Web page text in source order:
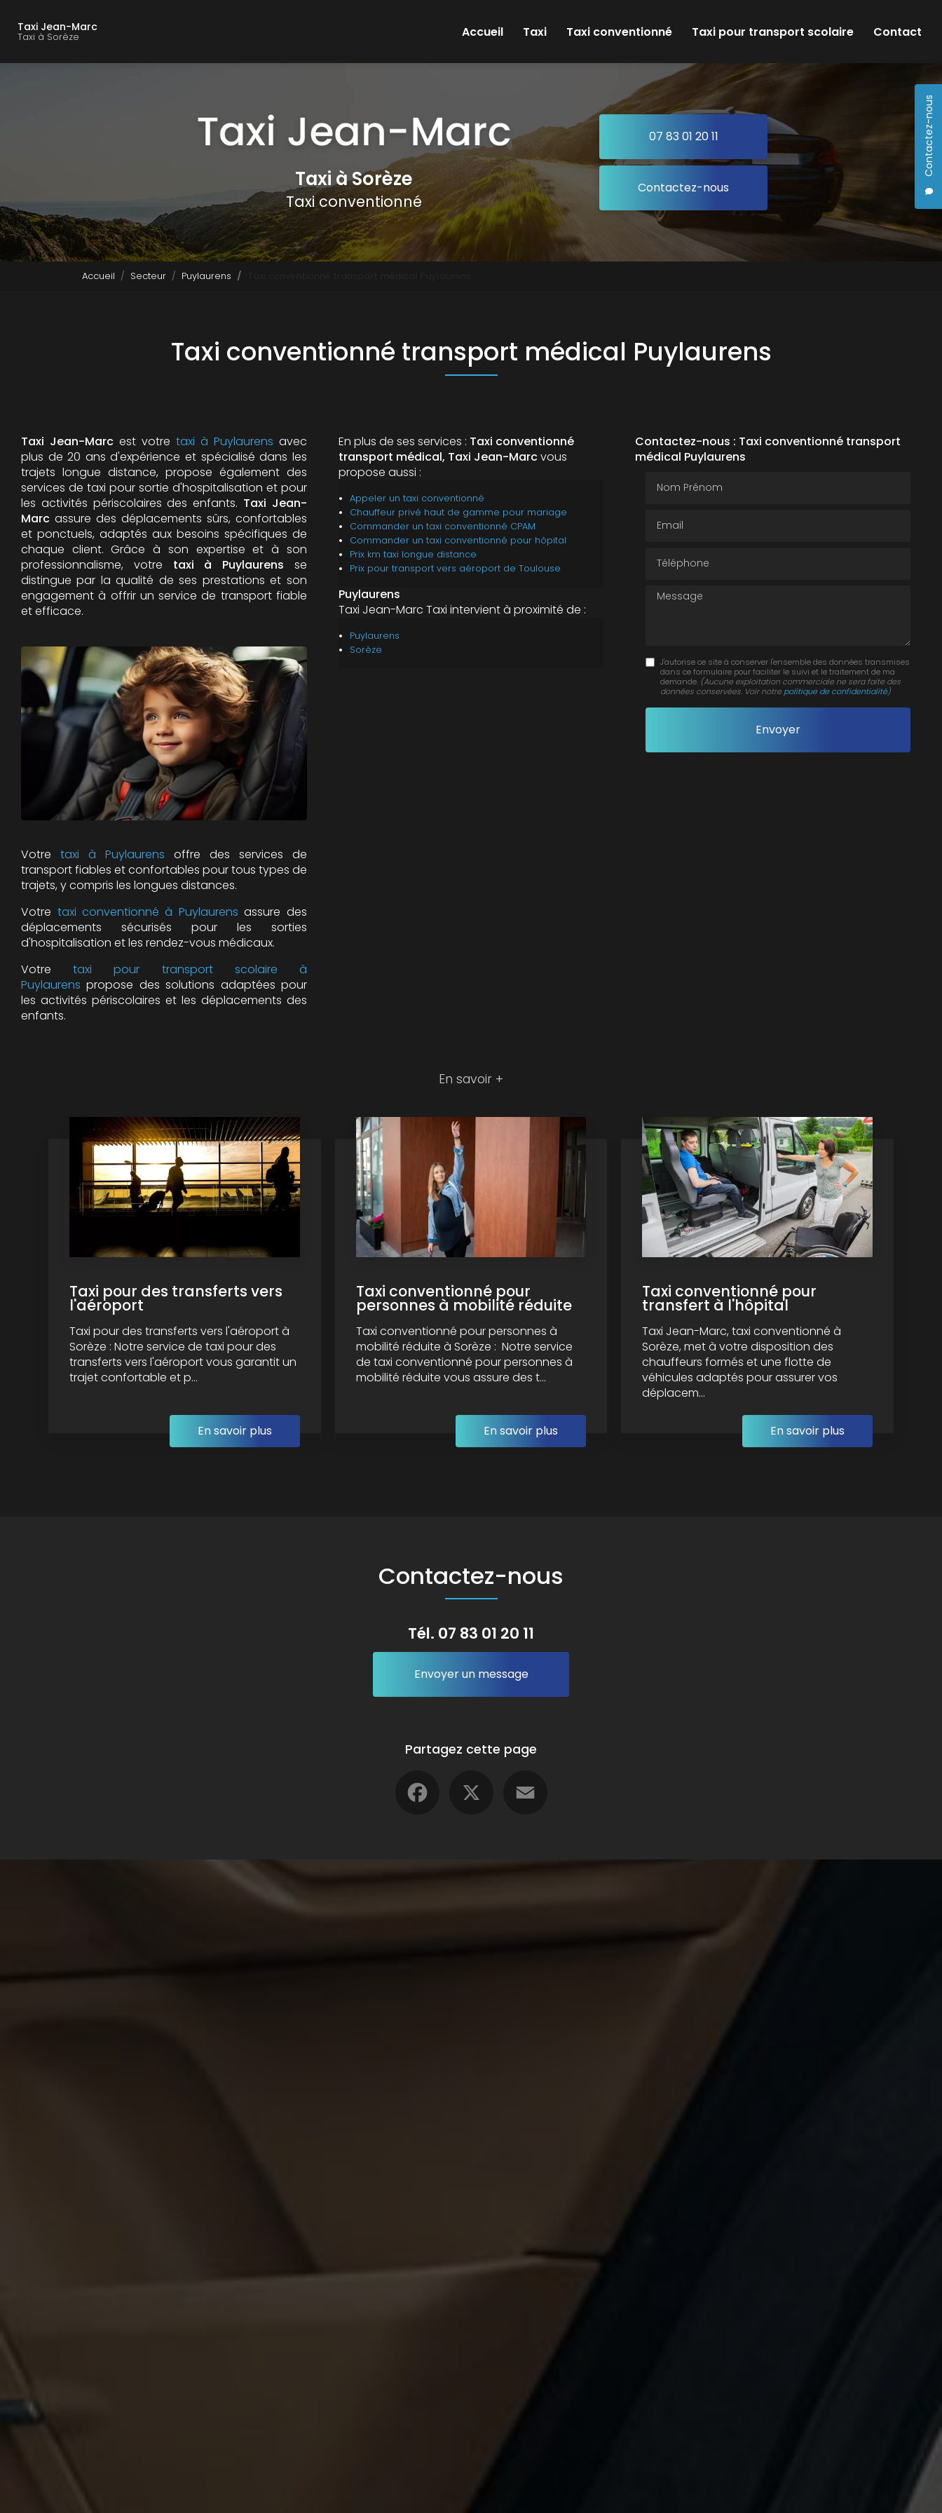
contenu
Taxi Jean-Marc
Taxi à Sorèze
Contactez-nous
Accueil
Taxi Taxi conventionné Taxi pour transport scolaire Contact
Taxi à Sorèze
Taxi conventionné
07 83 01 20 11
Contactez-nous
Accueil Secteur Puylaurens
Taxi conventionné transport médical Puylaurens
Taxi Jean-Marc est votre taxi à Puylaurens avec
plus de 20 ans d'expérience et spécialisé dans les
trajets longue distance, propose également des
services de taxi pour sortie d'hospitalisation et pour
les activités périscolaires des enfants. Taxi Jean-
Marc assure des déplacements sûrs, confortables
et ponctuels, adaptés aux besoins spécifiques de
chaque client. Grâce à son expertise et à son
professionnalisme, votre taxi à Puylaurens se
distingue par la qualité de ses prestations et son
engagement à offrir un service de transport fiable
et efficace.
Votre taxi à Puylaurens offre des services de
transport fiables et confortables pour tous types de
trajets, y compris les longues distances.
Votre taxi conventionné à Puylaurens assure des
déplacements sécurisés pour les sorties
d'hospitalisation et les rendez-vous médicaux.
Votretaxi pour transport scolaire à
Puylaurens propose des solutions adaptées pour
les activités périscolaires et les déplacements des
enfants.
En plus de ses services : Taxi conventionné
transport médical, Taxi Jean-Marcvous
propose aussi :
Appeler un taxi conventionné
Chauffeur privé haut de gamme pour mariage
Commander un taxi conventionné CPAM
Commander un taxi conventionné pour hôpital
Prix km taxi longue distance
Prix pour transport vers aéroport de Toulouse
Puylaurens
Taxi Jean-Marc Taxi intervient à proximité de :
Puylaurens
Sorèze
Contactez-nous : Taxi conventionné transport
médical Puylaurens
Message
J'autorise ce site à conserver l'ensemble des données transmises
dans ce formulaire pour faciliter le suivi et le traitement de ma
demande. (Aucune exploitation commerciale ne sera faite des
données conservées. Voir notre politique de confidentialité)
En savoir +
Taxi pour des transferts vers
l'aéroport
Taxi pour des transferts vers l'aéroport à
Sorèze : Notre service de taxi pour des
transferts vers l'aéroport vous garantit un
trajet confortable et p...
En savoir plus
Taxi conventionné pour
personnes à mobilité réduite
Taxi conventionné pour personnes à
mobilité réduite à Sorèze : Notre service
de taxi conventionné pour personnes à
mobilité réduite vous assure des t...
En savoir plus
Taxi conventionné pour
transfert à l'hôpital
Taxi Jean-Marc, taxi conventionné à
Sorèze, met à votre disposition des
chauffeurs formés et une flotte de
véhicules adaptés pour assurer vos
déplacem...
En savoir plus
Contactez-nous
Tél. 07 83 01 20 11
Envoyer un message
Partagez cette page